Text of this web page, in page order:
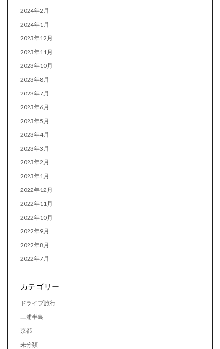
2024年2月
2024年1月
2023年12月
2023年11月
2023年10月
2023年8月
2023年7月
2023年6月
2023年5月
2023年4月
2023年3月
2023年2月
2023年1月
2022年12月
2022年11月
2022年10月
2022年9月
2022年8月
2022年7月
カテゴリー
ドライブ旅行
三浦半島
京都
未分類